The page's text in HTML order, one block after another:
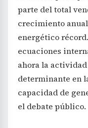
parte del total
crecimiento
energético
ecuaciones
ahora la
determinante en
capacidad de
el debate público.